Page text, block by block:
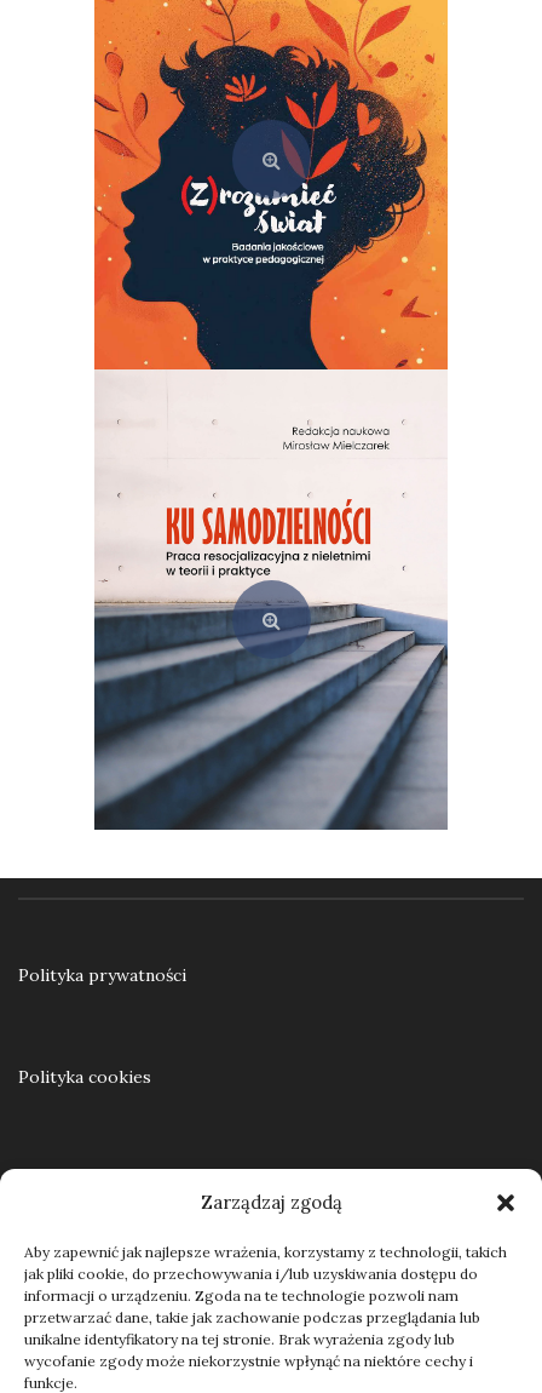
Zarządzaj zgodą
Aby zapewnić jak najlepsze wrażenia, korzystamy z technologii, takich
jak pliki cookie, do przechowywania i/lub uzyskiwania dostępu do
informacji o urządzeniu. Zgoda na te technologie pozwoli nam
przetwarzać dane, takie jak zachowanie podczas przeglądania lub
unikalne identyfikatory na tej stronie. Brak wyrażenia zgody lub
wycofanie zgody może niekorzystnie wpłynąć na niektóre cechy i
funkcje.
69,00zł
Dodaj do koszyka
(Z)rozumieć świat. Badania jakościowe w praktyce pedagogicznej
Dodaj do koszyka
Dodaj do koszyka
Polityka prywatności
Polityka cookies
Kontakt